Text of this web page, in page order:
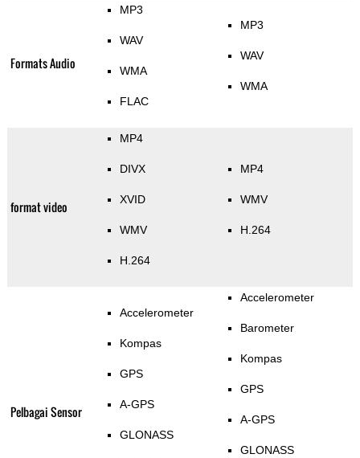
Formats Audio
MP3
WAV
WMA
FLAC
MP3
WAV
WMA
format video
MP4
DIVX
XVID
WMV
H.264
MP4
WMV
H.264
Pelbagai Sensor
Accelerometer
Kompas
GPS
A-GPS
GLONASS
Accelerometer
Barometer
Kompas
GPS
A-GPS
GLONASS